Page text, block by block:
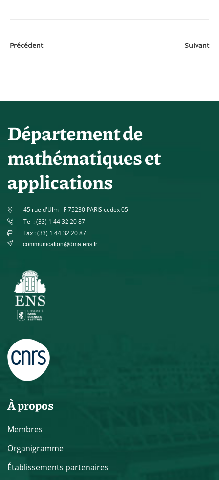
Précédent Suivant
Département de
mathématiques et
applications
45 rue d'Ulm - F 75230 PARIS cedex 05
Tel : (33) 1 44 32 20 87
Fax : (33) 1 44 32 20 87
communication@dma.ens.fr
À propos
Membres
Organigramme
Établissements partenaires